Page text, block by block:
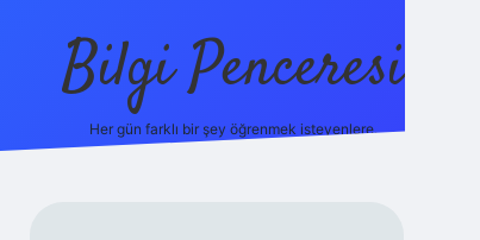
Bilgi Penceresi
Her gün farklı bir şey öğrenmek isteyenlere.